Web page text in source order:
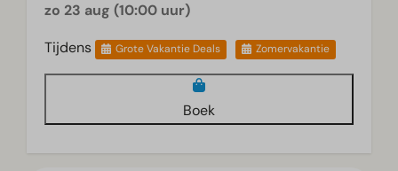
zo 23 aug (10:00 uur)
Tijdens
Grote Vakantie Deals Zomervakantie
Boek